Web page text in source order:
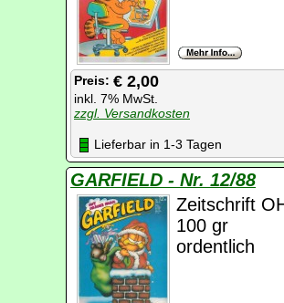
Preis: € 2,00
inkl. 7% MwSt.
zzgl. Versandkosten
Lieferbar in 1-3 Tagen
GARFIELD - Nr. 12/88
Zeitschrift
100 gr
ordentlich